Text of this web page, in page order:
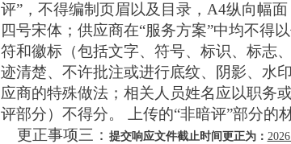
评”，不得编制页眉以及目录，A4纵向幅
四号宋体；供应商在“服务方案”中均不得
符和徽标（包括文字、符号、标识、标志
迹清楚、不许批注或进行底纹、阴影、水
应商的特殊做法；相关人员姓名应以职务
评部分）不得分。 上传的“非暗评”部分的
更正事项三： 提交响应文件截止时间更正为：